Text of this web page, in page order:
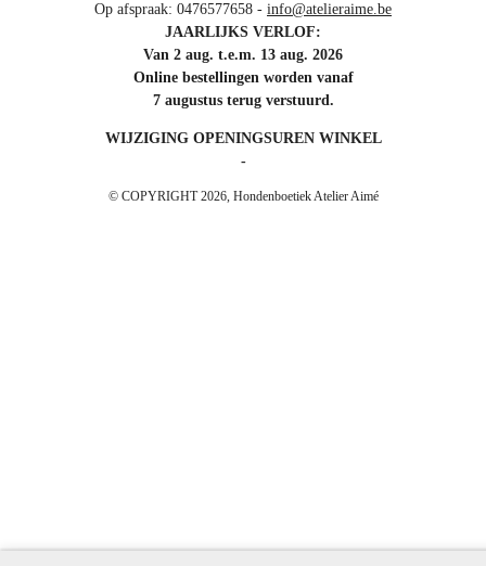
Op afspraak: 0476577658 - info@atelieraime.be
JAARLIJKS VERLOF:
Van 2 aug. t.e.m. 13 aug. 2026
Online bestellingen worden vanaf
7 augustus terug verstuurd.
WIJZIGING OPENINGSUREN WINKEL
-
© COPYRIGHT 2026, Hondenboetiek Atelier Aimé